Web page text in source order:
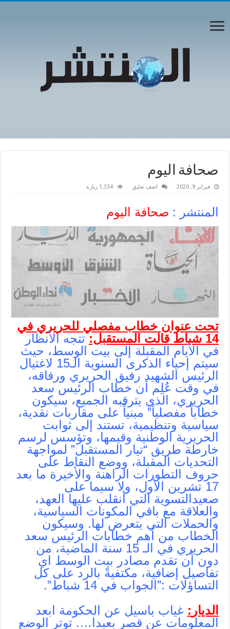
صحافة اليوم
فبراير 9, 2020 اضف تعليق 1,334 زيارة
المنتشر : صحافة اليوم
تحت عنوان خطاب مفصلي للحريري في
14 شباط
قالت المستقبل: تتجه الأنظار
في الأيام المقبلة إلى بيت الوسط، حيث
سيتم إحياء الذكرى السنوية الـ15 لاغتيال
الرئيس الشهيد رفيق الحريري ورفاقه،
في وقت عُلِم أن خطاب الرئيس سعد
الحريري، الذي يترقبه الجميع، سيكون
خطاباً مفصلياً” مبنياً على مقاربات نقدية،
سياسية وتنظيمية، تستند إلى ثوابت
الحريرية الوطنية وقيمها، وتؤسس لرسم
خارطة طريق “تيار المستقبل” لمواجهة
التحديات المقبلة، ووضع النقاط على
حروف التطورات الراهنة والأخيرة ما بعد
17 تشرين الأول، ولا سيما على
صعيدالتسوية التي أنقلب عليها العهد،
والعلاقة مع باقي المكونات السياسية،
والحملات التي يتعرض لها. وسيكون
الخطاب من أهم خطابات الرئيس سعد
الحريري في الـ 15 سنة الماضية، من
دون أن تقدم مصادر بيت الوسط اي
تفاصيل إضافية، مكتفيةً بالرد على كل
التساؤلات :”الجواب في 14 شباط”.
الديار : غياب باسيل عن الحكومة ابعد
المعلومات عن قصر بعبدا…. توتر الوضع